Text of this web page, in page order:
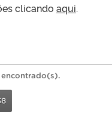
clicando aqui.